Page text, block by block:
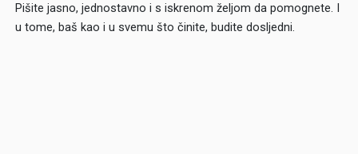
Pišite jasno, jednostavno i s iskrenom željom da pomognete. I
u tome, baš kao i u svemu što činite, budite dosljedni.